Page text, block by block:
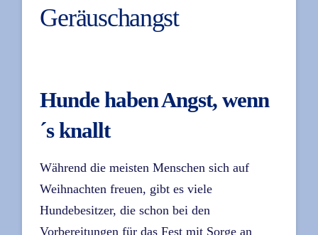
Geräuschangst
Hunde haben Angst, wenn
´s knallt
Während die meisten Menschen sich auf
Weihnachten freuen, gibt es viele
Hundebesitzer, die schon bei den
Vorbereitungen für das Fest mit Sorge an